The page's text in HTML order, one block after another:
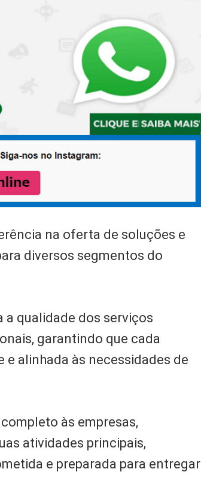
na oferta de soluções e
diversos segmentos do
a qualidade dos serviços
garantindo que cada
alinhada às necessidades de
às empresas,
atividades principais,
e preparada para entregar